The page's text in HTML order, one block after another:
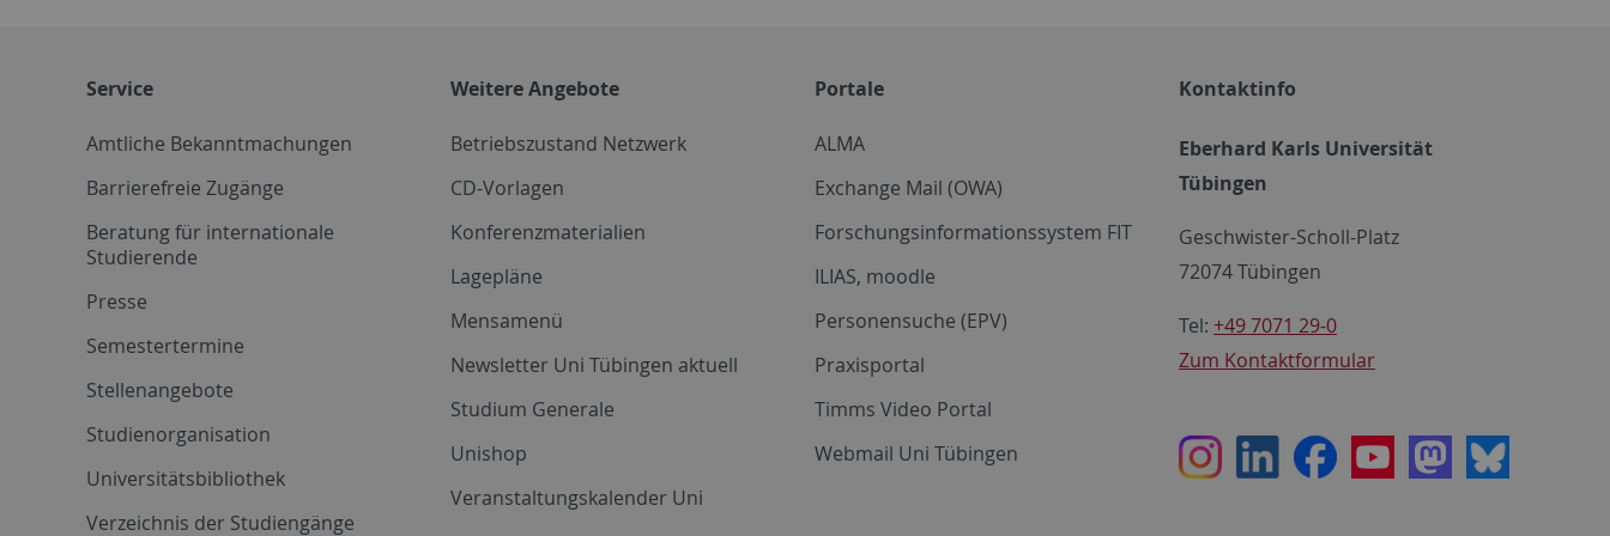
Service
Amtliche Bekanntmachungen
Barrierefreie Zugänge
Beratung für internationale
Studierende
Presse
Semestertermine
Stellenangebote
Studienorganisation
Universitätsbibliothek
Verzeichnis der Studiengänge
Weitere Angebote
Betriebszustand Netzwerk
CD-Vorlagen
Konferenzmaterialien
Lagepläne
Mensamenü
Newsletter Uni Tübingen aktuell
Studium Generale
Unishop
Veranstaltungskalender Uni
Portale
ALMA
Exchange Mail (OWA)
Forschungsinformationssystem FIT
ILIAS, moodle
Personensuche (EPV)
Praxisportal
Timms Video Portal
Webmail Uni Tübingen
Kontaktinfo
Eberhard Karls Universität
Tübingen
Geschwister-Scholl-Platz
72074 Tübingen
Tel: +49 7071 29-0
Zum Kontaktformular
InstagramLinkedInFacebookYoutubeMastodon
Bluesky